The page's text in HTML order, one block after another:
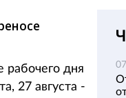
рабочего дня
27 августа -